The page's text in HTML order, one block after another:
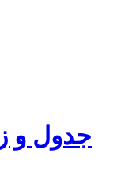
جدول و